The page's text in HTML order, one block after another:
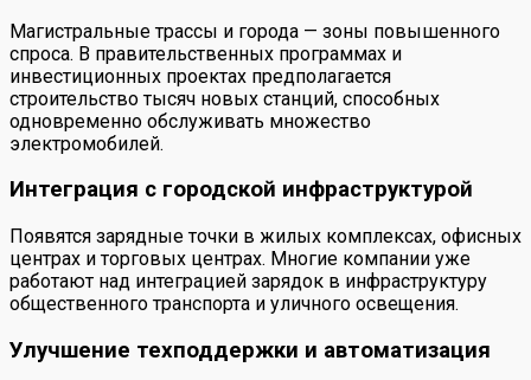
Магистральные трассы и города — зоны повышенного
спроса. В правительственных программах и
инвестиционных проектах предполагается
строительство тысяч новых станций, способных
одновременно обслуживать множество
электромобилей.
Интеграция с городской инфраструктурой
Появятся зарядные точки в жилых комплексах, офисных
центрах и торговых центрах. Многие компании уже
работают над интеграцией зарядок в инфраструктуру
общественного транспорта и уличного освещения.
Улучшение техподдержки и автоматизация